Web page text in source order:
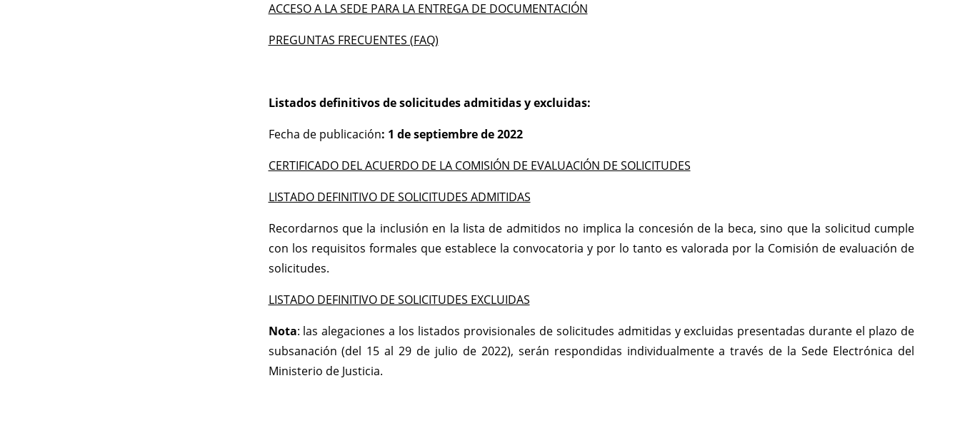
ACCESO A LA SEDE PARA LA ENTREGA DE DOCUMENTACIÓN
PREGUNTAS FRECUENTES (FAQ)
Listados definitivos de solicitudes admitidas y excluidas:
Fecha de publicación: 1 de septiembre de 2022
CERTIFICADO DEL ACUERDO DE LA COMISIÓN DE EVALUACIÓN DE SOLICITUDES
LISTADO DEFINITIVO DE SOLICITUDES ADMITIDAS
Recordarnos que la inclusión en la lista de admitidos no implica la concesión de la beca, sino que la solicitud cumple
con los requisitos formales que establece la convocatoria y por lo tanto es valorada por la Comisión de evaluación de
solicitudes.
LISTADO DEFINITIVO DE SOLICITUDES EXCLUIDAS
Nota: las alegaciones a los listados provisionales de solicitudes admitidas y excluidas presentadas durante el plazo de
subsanación (del 15 al 29 de julio de 2022), serán respondidas individualmente a través de la Sede Electrónica del
Ministerio de Justicia.